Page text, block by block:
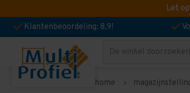
Let
Klantenbeoordeling: 8,9!
Zoeken
home